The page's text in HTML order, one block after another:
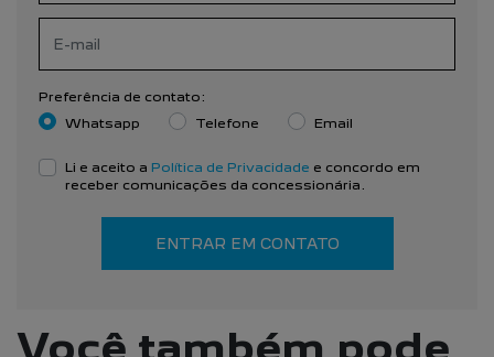
Preferência de contato:
Whatsapp
Telefone Email
Li e aceito a Política de Privacidade e concordo em
receber comunicações da concessionária.
ENTRAR EM CONTATO